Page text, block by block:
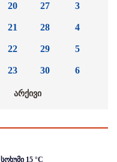
20
21
22
23
27
28
29
30
3
4
5
6
სოხუმი 15 °C